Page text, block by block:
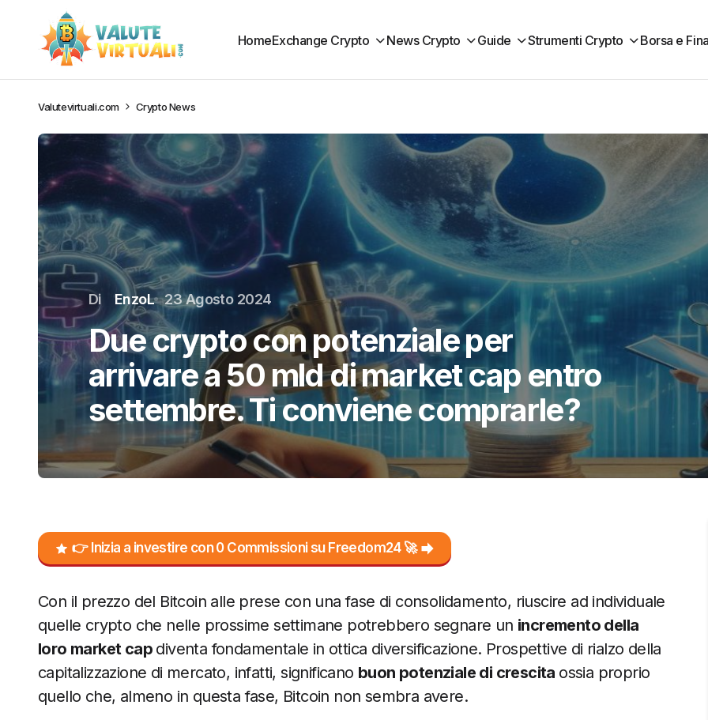
HomeExchange Crypto News Crypto Guide Strumenti Crypto Borsa e
Valutevirtuali.com Crypto News
Di EnzoL 23 Agosto 2024
Due crypto con potenziale per
arrivare a 50 mld di market cap entro
settembre. Ti conviene comprarle?
👉 Inizia a investire con 0 Commissioni su Freedom24 🚀
Con il prezzo del Bitcoin alle prese con una fase di consolidamento, riuscire ad individuale
quelle crypto che nelle prossime settimane potrebbero segnare un incremento della
loro market cap diventa fondamentale in ottica diversificazione. Prospettive di rialzo della
capitalizzazione di mercato, infatti, significano buon potenziale di crescita ossia proprio
quello che, almeno in questa fase, Bitcoin non sembra avere.